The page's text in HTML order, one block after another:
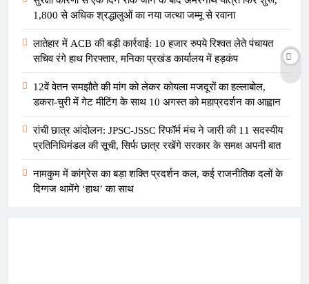
1,800 से अधिक श्रद्धालुओं का नया जत्था जम्मू से रवाना
लातेहार में ACB की बड़ी कार्रवाई: 10 हजार रुपये रिश्वत लेते पंचायत
सचिव रंगे हाथ गिरफ्तार, मनिका प्रखंड कार्यालय में हड़कंप
12वें वेतन समझौते की मांग को लेकर कोयला मजदूरों का हल्लाबोल,
डकरा-चुरी में गेट मीटिंग के साथ 10 अगस्त को महाप्रदर्शन का आह्वान
रांची छात्र आंदोलन: JPSC-JSSC रिफॉर्म मंच ने जारी की 11 सदस्यीय
प्रतिनिधिमंडल की सूची, सिर्फ छात्र रखेंगे सरकार के समक्ष अपनी बात
नामकुम में कांग्रेस का बड़ा शक्ति प्रदर्शन कल, कई राजनीतिक दलों के
दिग्गज थामेंगे ‘हाथ’ का साथ